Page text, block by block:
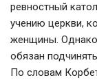
ревностный
учению церкви,
женщины. Однако
обязан
По словам